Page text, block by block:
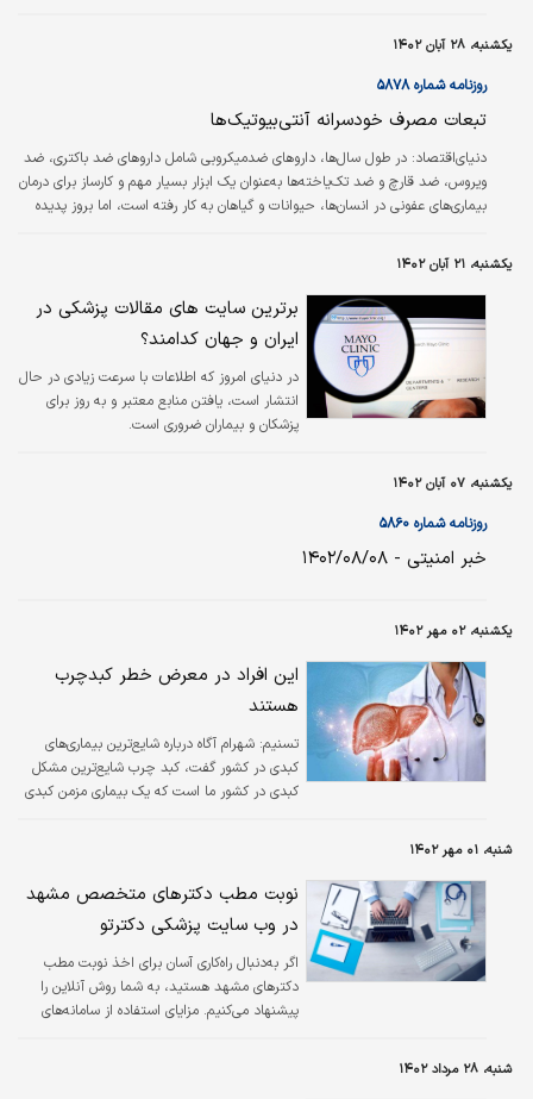
یکشنبه، ۲۸ آبان ۱۴۰۲
روزنامه شماره ۵۸۷۸
تبعات مصرف خودسرانه آنتی‏‏‌بیوتیک‏‏‌ها
دنیای‌اقتصاد: در طول سال‌‌‌ها، داروهای ضدمیکروبی شامل داروهای ضد باکتری، ضد
ویروس، ضد قارچ و ضد تک‌یاخته‌‌‌ها به‌‌‌عنوان یک ابزار بسیار مهم و کارساز برای درمان
بیماری‌‌‌های عفونی در انسان‌‌‌ها، حیوانات و گیاهان به کار رفته است، اما بروز پدیده
یکشنبه، ۲۱ آبان ۱۴۰۲
برترین سایت های مقالات پزشکی در
ایران و جهان کدامند؟
در دنیای امروز که اطلاعات با سرعت زیادی در حال
انتشار است، یافتن منابع معتبر و به روز برای
پزشکان و بیماران ضروری است.
یکشنبه، ۰۷ آبان ۱۴۰۲
روزنامه شماره ۵۸۶۰
خبر امنیتی - ۱۴۰۲/۰۸/۰۸
یکشنبه، ۰۲ مهر ۱۴۰۲
این افراد در معرض خطر کبدچرب
هستند
تسنیم: شهرام آگاه درباره شایع‌ترین بیماری‌های
کبدی در کشور گفت، کبد چرب شایع‌ترین مشکل
کبدی در کشور ما است که یک بیماری مزمن کبدی
شنبه، ۰۱ مهر ۱۴۰۲
نوبت مطب دکترهای متخصص مشهد
در وب سایت پزشکی دکترتو
اگر به‌دنبال راه‌کاری آسان برای اخذ نوبت مطب
دکترهای مشهد هستید، به شما روش آنلاین را
پیشنهاد می‌کنیم. مزایای استفاده از سامانه‌های
شنبه، ۲۸ مرداد ۱۴۰۲